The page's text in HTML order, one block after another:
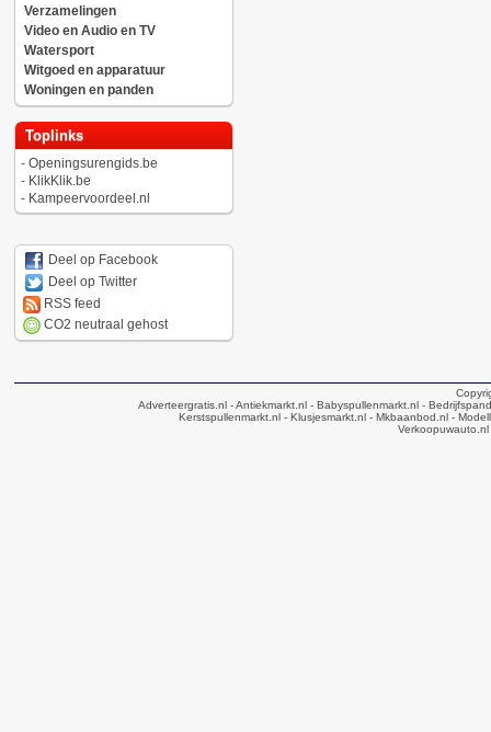
Verzamelingen
Video en Audio en TV
Watersport
Witgoed en apparatuur
Woningen en panden
Toplinks
- Openingsurengids.be
- KlikKlik.be
- Kampeervoordeel.nl
Deel op Facebook
Deel op Twitter
RSS feed
CO2 neutraal gehost
Adverteergratis.nl - Antiekmarkt.nl - Babyspullenmarkt.nl -
Kerstspullenmarkt.nl - Klusjesmarkt.nl - Mkbaanbod.nl -
Verkoopuwauto.nl